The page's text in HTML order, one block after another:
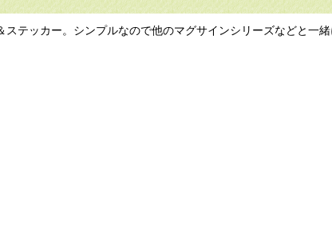
テッカー。シンプルなので他のマグサインシリーズなどと一